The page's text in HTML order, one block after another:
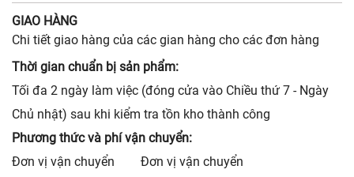
GIAO HÀNG
Chi tiết giao hàng của các gian hàng cho các đơn hàng
Thời gian chuẩn bị sản phẩm:
Tối đa 2 ngày làm việc (đóng cửa vào Chiều thứ 7 - Ngày
Chủ nhật) sau khi kiểm tra tồn kho thành công
Phương thức và phí vận chuyển:
Đơn vị vận chuyển
Đơn vị vận chuyển